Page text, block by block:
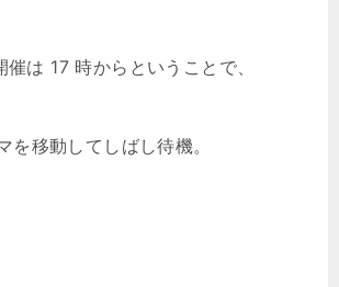
は 17 時からということで、
を移動してしばし待機。